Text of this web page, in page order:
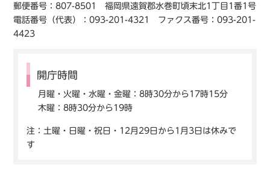
郵便番号：807-8501 福岡県遠賀郡水巻町頃末北1丁目1番1号
電話番号（代表）：093-201-4321 ファクス番号：093-201-
4423
開庁時間
月曜・火曜・水曜・金曜：8時30分から17時15分
木曜：8時30分から19時
注：土曜・日曜・祝日・12月29日から1月3日は休みで
す